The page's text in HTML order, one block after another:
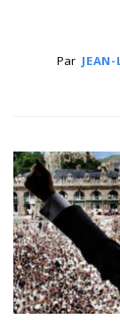
Par